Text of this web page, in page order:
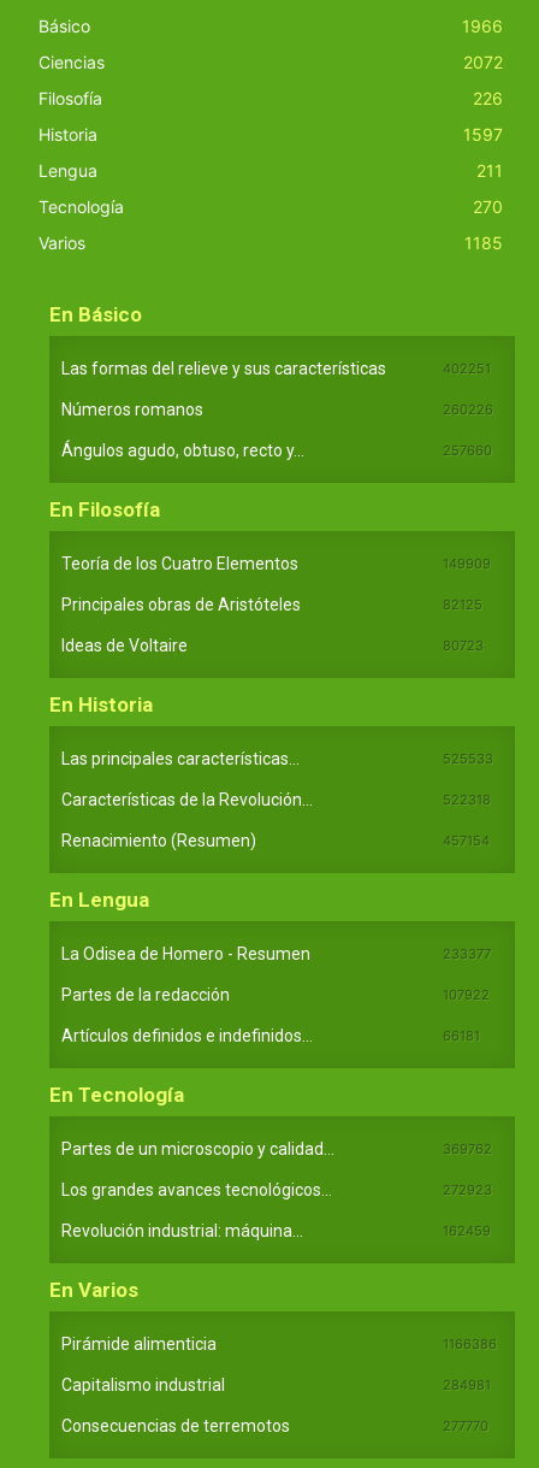
Básico
1966
Ciencias
2072
Filosofía
226
Historia
1597
Lengua
211
Tecnología
270
Varios
1185
En Básico
Las formas del relieve y sus características 402251
Números romanos 260226
Ángulos agudo, obtuso, recto y... 257660
En Filosofía
Teoría de los Cuatro Elementos 149909
Principales obras de Aristóteles 82125
Ideas de Voltaire 80723
En Historia
Las principales características... 525533
Características de la Revolución... 522318
Renacimiento (Resumen) 457154
En Lengua
La Odisea de Homero - Resumen 233377
Partes de la redacción 107922
Artículos definidos e indefinidos... 66181
En Tecnología
Partes de un microscopio y calidad... 369762
Los grandes avances tecnológicos... 272923
Revolución industrial: máquina... 162459
En Varios
Pirámide alimenticia 1166386
Capitalismo industrial 284981
Consecuencias de terremotos 277770